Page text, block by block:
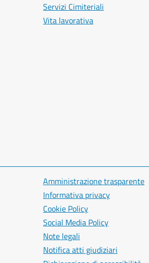
Servizi Cimiteriali
Vita lavorativa
Amministrazione trasparente
Informativa privacy
Cookie Policy
Social Media Policy
Note legali
Notifica atti giudiziari